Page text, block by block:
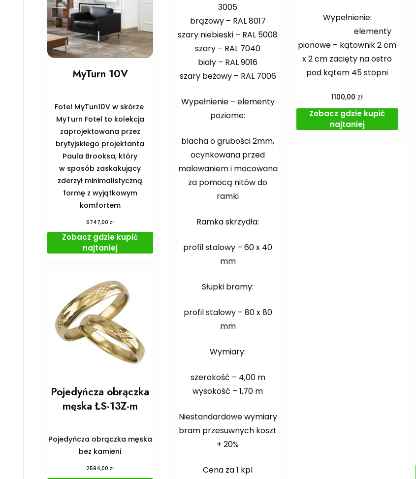
3005
brązowy – RAL 8017
szary niebieski – RAL 5008
szary – RAL 7040
biały – RAL 9016
szary beżowy – RAL 7006
Wypełnienie – elementy
poziome:
blacha o grubości 2mm,
ocynkowana przed
malowaniem i mocowana
za pomocą nitów do
ramki
Ramka skrzydła:
profil stalowy – 60 x 40
mm
Słupki bramy:
profil stalowy – 80 x 80
mm
Wymiary:
szerokość – 4,00 m
wysokość – 1,70 m
Niestandardowe wymiary
bram przesuwnych koszt
+ 20%
Cena za 1 kpl
Wypełnienie:
elementy
pionowe – kątownik 2 cm
x 2 cm zacięty na ostro
pod kątem 45 stopni
1100,00zł
Zobacz gdzie kupić
najtaniej
MyTurn 10V
Fotel MyTun10V w skórze
MyTurn Fotel to kolekcja
zaprojektowana przez
brytyjskiego projektanta
Paula Brooksa, który
w sposób zaskakujący
zderzył minimalistyczną
formę z wyjątkowym
komfortem
6747,00zł
Zobacz gdzie kupić
najtaniej
Pojedyńcza obrączka
męska ŁS-13Z-m
Pojedyńcza obrączka męska
bez kamieni
2594,00zł